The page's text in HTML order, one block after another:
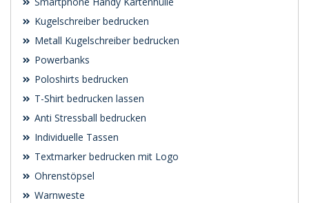
Kugelschreiber bedrucken
Metall Kugelschreiber bedrucken
Powerbanks
Poloshirts bedrucken
T-Shirt bedrucken lassen
Anti Stressball bedrucken
Individuelle Tassen
Textmarker bedrucken mit Logo
Ohrenstöpsel
Warnweste